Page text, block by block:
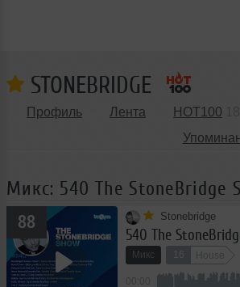
STONEBRIDGE
Профиль Лента HOT100
Микс: 540 The StoneBridge
88 Stonebridge
540 The
Микс 16 House